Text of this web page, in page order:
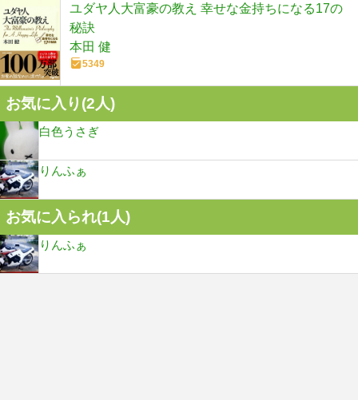
ユダヤ人大富豪の教え 幸せな金持ちになる17の
秘訣
本田 健
5349
お気に入り(2人)
白色うさぎ
りんふぁ
お気に入られ(1人)
りんふぁ